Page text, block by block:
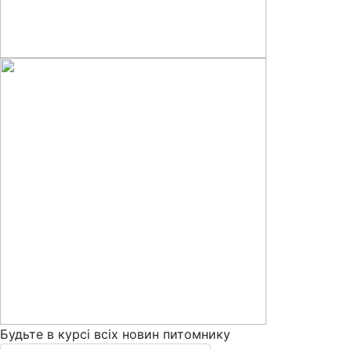
Будьте в курсі всіх новин питомнику